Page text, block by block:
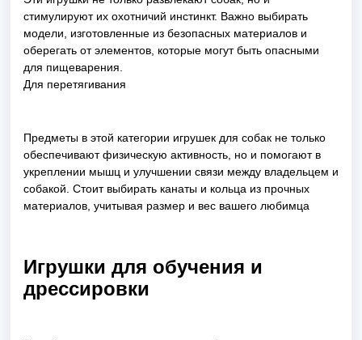
стимулируют их охотничий инстинкт. Важно выбирать
модели, изготовленные из безопасных материалов и
оберегать от элементов, которые могут быть опасными
для пищеварения.
Для перетягивания
Предметы в этой категории игрушек для собак не только
обеспечивают физическую активность, но и помогают в
укреплении мышц и улучшении связи между владельцем и
собакой. Стоит выбирать канаты и кольца из прочных
материалов, учитывая размер и вес вашего любимца
Игрушки для обучения и
дрессировки